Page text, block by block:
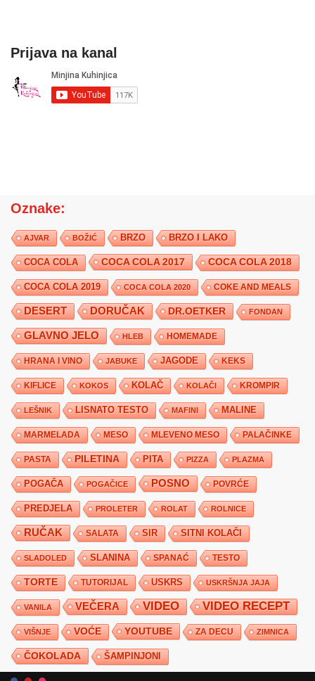
Prijava na kanal
Oznake:
AJVAR BOŽIĆ BRZO BRZO I LAKO
COCA COLA COCA COLA 2017 COCA COLA 2018
COCA COLA 2019 COCA COLA 2020 COKE AND MEALS
DESERT DORUČAK DR.OETKER FONDAN
GLAVNO JELO HLEB HOMEMADE
HRANA I VINO JABUKE JAGODE KEKS
KIFLICE KOKOS KOLAČ KOLAČI KROMPIR
LEŠNIK LISNATO TESTO MAFINI MALINE
MARMELADA MESO MLEVENO MESO PALAČINKE
PASTA PILETINA PITA PIZZA PLAZMA
POGAČA POGAČICE POSNO POVRĆE
PREDJELA PROLETER ROLAT ROLNICE
RUČAK SALATA SIR SITNI KOLAČI
SLADOLED SLANINA SPANAĆ TESTO
TORTE TUTORIJAL USKRS USKRŠNJA JAJA
VANILA VEČERA VIDEO VIDEO RECEPT
VIŠNJE VOĆE YOUTUBE ZA DECU ZIMNICA
ČOKOLADA ŠAMPINJONI